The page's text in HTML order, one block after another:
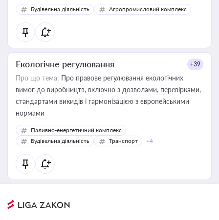
Будівельна діяльність Агропромисловий комплекс
Екологічне регулювання +39
Про що тема: Про правове регулювання екологічних
вимог до виробництв, включно з дозволами, перевірками,
стандартами викидів і гармонізацією з європейськими
нормами
Паливно-енергетичний комплекс
Будівельна діяльність
Транспорт +4